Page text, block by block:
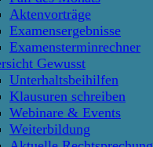
Aktenvorträge
Examensergebnisse
Examensterminrechner
Gewusst
Unterhaltsbeihilfen
Klausuren schreiben
Webinare & Events
Weiterbildung